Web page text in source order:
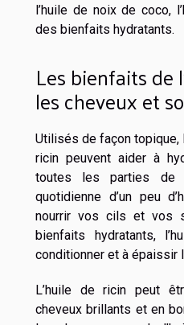
l’huile de noix de coco,
des bienfaits hydratants.
Les bienfaits de
les cheveux et
Utilisés de façon topique,
ricin peuvent aider à
toutes les parties de
quotidienne d’un peu
nourrir vos cils et vos
bienfaits hydratants,
conditionner et à épaissir
L’huile de ricin peut
cheveux brillants et en